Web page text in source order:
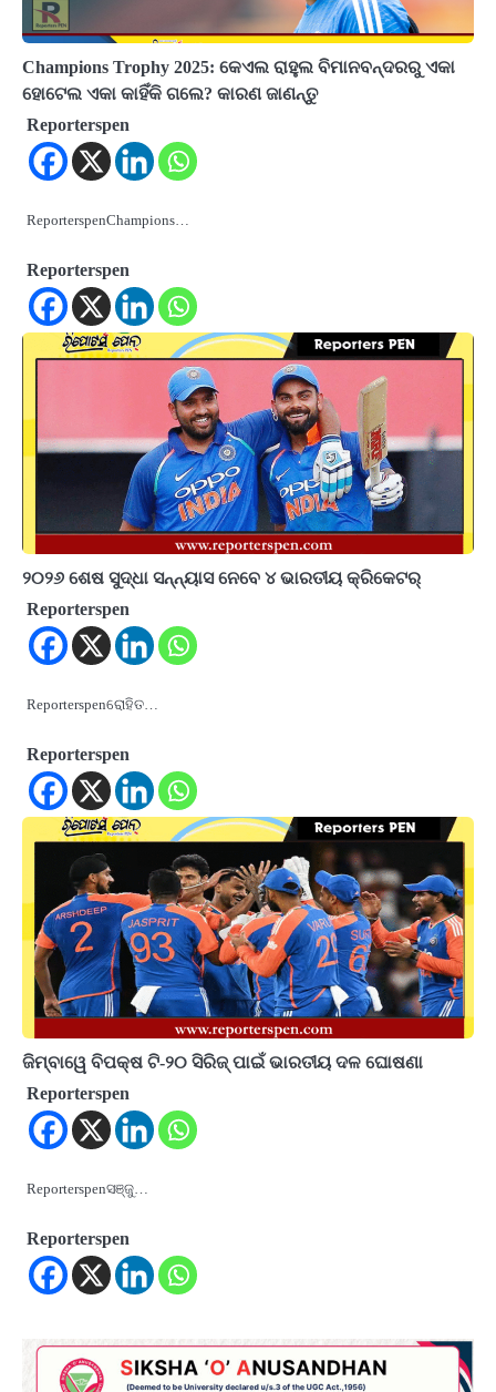
Champions Trophy 2025: କେଏଲ ରାହୁଲ ବିମାନବନ୍ଦରରୁ ଏକା
ହୋଟେଲ ଏକା କାହିଁକି ଗଲେ? କାରଣ ଜାଣନ୍ତୁ
Reporterspen
ReporterspenChampions…
Reporterspen
୨୦୨୬ ଶେଷ ସୁଦ୍ଧା ସନ୍ନ୍ୟାସ ନେବେ ୪ ଭାରତୀୟ କ୍ରିକେଟର୍‌
Reporterspen
Reporterspenରୋହିତ…
Reporterspen
ଜିମ୍ବାୱେ ବିପକ୍ଷ ଟି-୨୦ ସିରିଜ୍ ପାଇଁ ଭାରତୀୟ ଦଳ ଘୋଷଣା
Reporterspen
Reporterspenସଞ୍ଜୁ…
Reporterspen